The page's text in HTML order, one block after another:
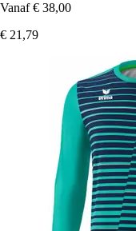
Vanaf € 38,00
€ 21,79